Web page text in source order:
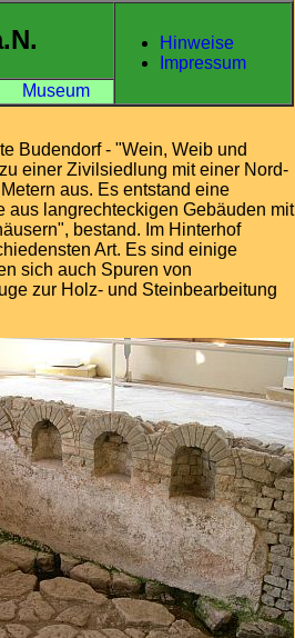
Hinweise
Impressum
Museum
Budendorf - "Wein, Weib und
einer Zivilsiedlung mit einer Nord-
aus. Es entstand eine
langrechteckigen Gebäuden mit
bestand. Im Hinterhof
Art. Es sind einige
sich auch Spuren von
zur Holz- und Steinbearbeitung